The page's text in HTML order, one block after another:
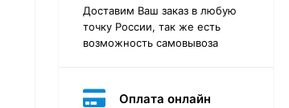
Доставим Ваш заказ в любую
точку России, так же есть
возможность самовывоза
Оплата онлайн